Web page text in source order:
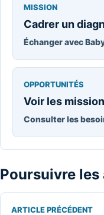
MISSION
Cadrer un
Échanger avec
OPPORTUNITÉS
Voir les
Consulter les
Poursuivre les
ARTICLE PRÉCÉDENT